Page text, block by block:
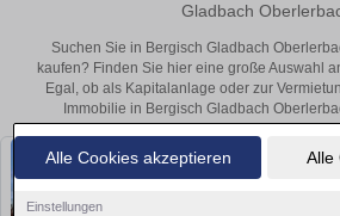
Alle Cookies akzeptieren Alle
Einstellungen
Gladbach
Suchen Sie in Bergisch Gladbach
kaufen? Finden Sie hier eine große Auswahl
Egal, ob als Kapitalanlage oder zur
Immobilie in Bergisch Gladbach